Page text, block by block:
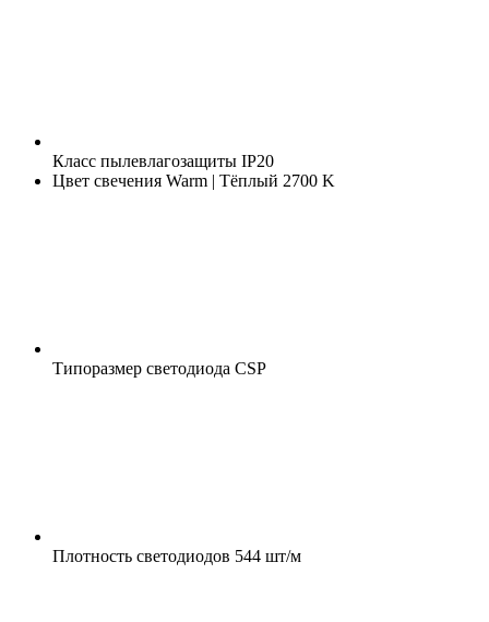
Класс пылевлагозащиты IP20
Цвет свечения Warm | Тёплый 2700 K
Типоразмер светодиода CSP
Плотность светодиодов 544 шт/м